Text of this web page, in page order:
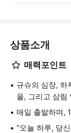
상품소개
매력포인트
규슈의 심장, 하
을, 그리고 삼림
매일 출발하며,
"오늘 하루, 당